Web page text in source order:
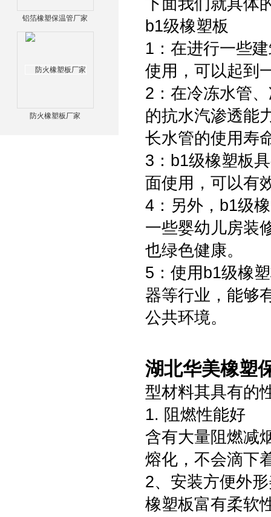
铝箔橡塑保温管厂家
防火橡塑板厂家
下面我们就具体
b1级橡塑板
1：在进行一些
使用，可以起到
2：在冷冻水管
的抗水汽渗透能
长水管的使用寿
3：b1级橡塑板
面使用，可以有
4：另外，b1级
一些婴幼儿房装
也绿色健康。
5：使用b1级橡
器等行业，能够
公共环境。
湖北华美橡塑
型材料其具有的
1. 阻燃性能好
含有大量阻燃减
熔化，不会滴下
2、安装方便外
橡塑板富有柔软